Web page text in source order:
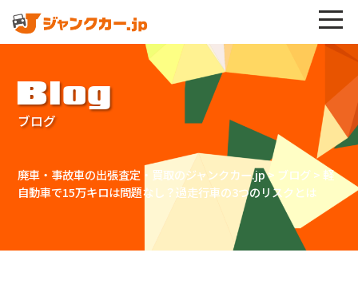
Blog
ブログ
廃車・事故車の出張査定・買取のジャンクカー.jp> ブログ>軽
自動車で15万キロは問題なし？過走行車の3つのリスクとは